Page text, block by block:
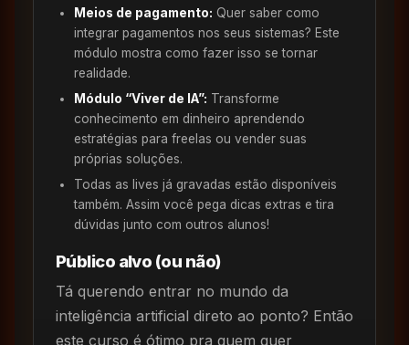
Meios de pagamento: Quer saber como
integrar pagamentos nos seus sistemas? Este
módulo mostra como fazer isso se tornar
realidade.
Módulo “Viver de IA”: Transforme
conhecimento em dinheiro aprendendo
estratégias para freelas ou vender suas
próprias soluções.
Todas as lives já gravadas estão disponíveis
também. Assim você pega dicas extras e tira
dúvidas junto com outros alunos!
Público alvo (ou não)
Tá querendo entrar no mundo da
inteligência artificial direto ao ponto? Então
este curso é ótimo pra quem quer